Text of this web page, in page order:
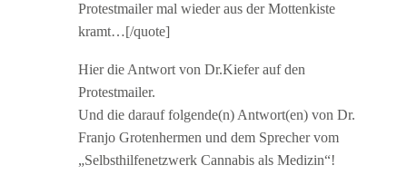
Protestmailer mal wieder aus der Mottenkiste
kramt…[/quote]
Hier die Antwort von Dr.Kiefer auf den
Protestmailer.
Und die darauf folgende(n) Antwort(en) von Dr.
Franjo Grotenhermen und dem Sprecher vom
„Selbsthilfenetzwerk Cannabis als Medizin“!